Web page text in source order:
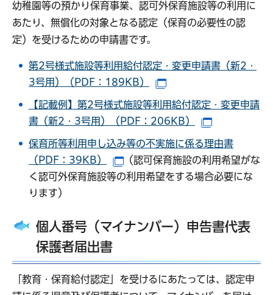
幼稚園等の預かり保育事業、認可外保育施設等の利用に
あたり、無償化の対象となる認定（保育の必要性の認
定）を受けるための申請書です。
第2号様式施設等利用給付認定・変更申請書（新2・
3号用）（PDF：189KB）
【記載例】第2号様式施設等利用給付認定・変更申請
書（新2・3号用）（PDF：206KB）
保育所等利用申し込み等の不実施に係る理由書
（PDF：39KB）
（別ウインドウで開きます）
（認可保育施設の利用希望がな
く認可外保育施設等の利用希望をする場合必要にな
ります）
個人番号（マイナンバー）申告書代表
保護者届出書
「教育・保育給付認定」を受けるにあたっては、認定申